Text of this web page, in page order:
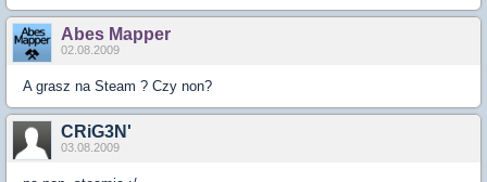
Abes Mapper
02.08.2009
A grasz na Steam ? Czy non?
CRiG3N'
03.08.2009